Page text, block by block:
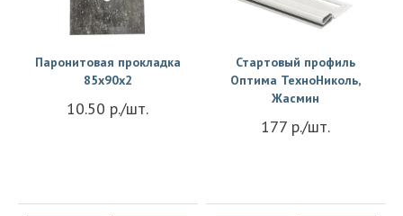
Паронитовая прокладка
85x90x2
10.50 р./шт.
Стартовый профиль
Оптима ТехноНиколь,
Жасмин
177 р./шт.